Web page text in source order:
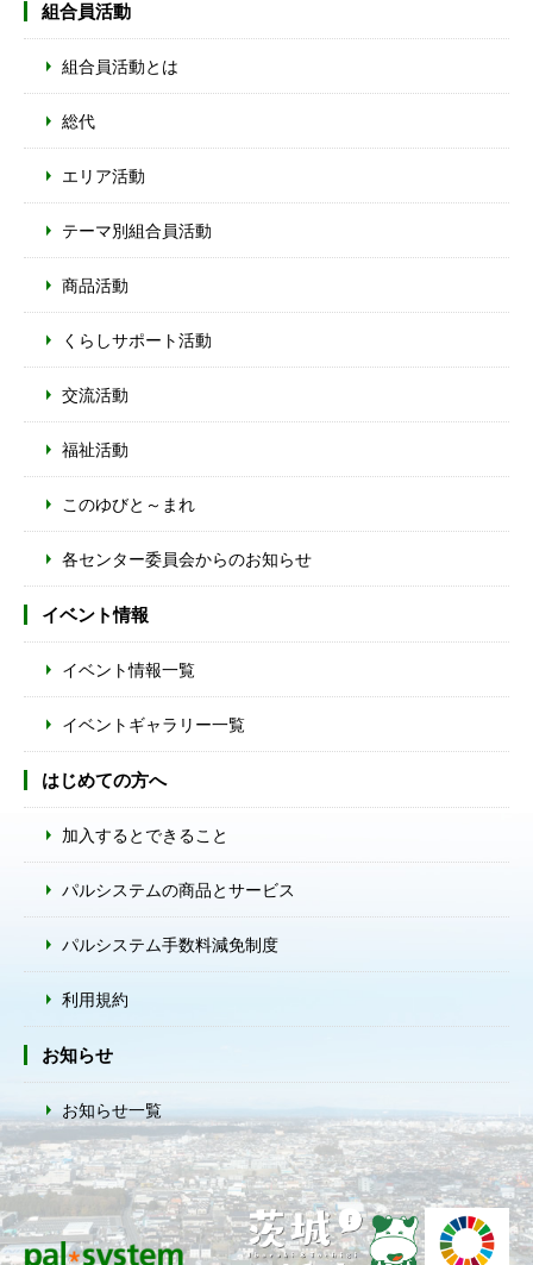
組合員活動
組合員活動とは
総代
エリア活動
テーマ別組合員活動
商品活動
くらしサポート活動
交流活動
福祉活動
このゆびと～まれ
各センター委員会からのお知らせ
イベント情報
イベント情報一覧
イベントギャラリー一覧
はじめての方へ
加入するとできること
パルシステムの商品とサービス
パルシステム手数料減免制度
利用規約
お知らせ
お知らせ一覧